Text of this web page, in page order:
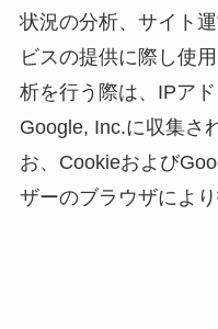
状況の分析、サイト
ビスの提供に際し使
析を行う際は、IPア
Google, Inc.に収集さ
お、Cookieおよび
ザーのブラウザによ